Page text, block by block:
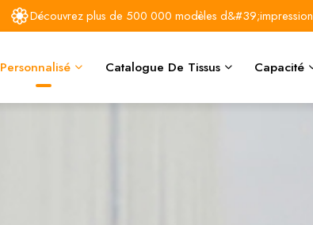
Découvrez plus de 500 000 modèles d&#39;impression
Personnalisé Catalogue De Tissus Capacité